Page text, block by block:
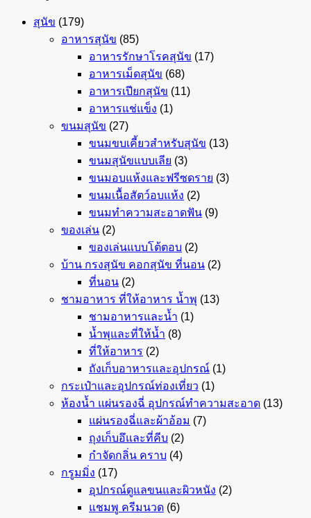
สุนัข (179)
อาหารสุนัข (85)
อาหารรักษาโรคสุนัข (17)
อาหารเม็ดสุนัข (68)
อาหารเปียกสุนัข (11)
อาหารแช่แข็ง (1)
ขนมสุนัข (27)
ขนมขบเคี้ยวสำหรับสุนัข (13)
ขนมสุนัขแบบเลีย (3)
ขนมอบแห้งและฟรีซดราย (3)
ขนมเนื้อสัตว์อบแห้ง (2)
ขนมทำความสะอาดฟัน (9)
ของเล่น (2)
ของเล่นแบบโต้ตอบ (2)
บ้าน กรงสุนัข คอกสุนัข ที่นอน (2)
ที่นอน (2)
ชามอาหาร ที่ให้อาหาร น้ำพุ (13)
ชามอาหารและน้ำ (1)
น้ำพุและที่ให้น้ำ (8)
ที่ให้อาหาร (2)
ถังเก็บอาหารและอุปกรณ์ (1)
กระเป๋าและอุปกรณ์ท่องเที่ยว (1)
ห้องน้ำ แผ่นรองฉี่ อุปกรณ์ทำความสะอาด (13)
แผ่นรองฉี่และผ้าอ้อม (7)
ถุงเก็บอึและที่คีบ (2)
กำจัดกลิ่น คราบ (4)
กรูมมิ่ง (17)
อุปกรณ์ดูแลขนและผิวหนัง (2)
แชมพู ครีมนวด (6)